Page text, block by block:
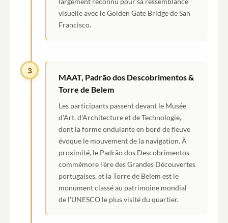
visuelle avec le Golden Gate Bridge de San
Francisco.
3
MAAT, Padrão dos Descobrimentos &
Torre de Belem
Les participants passent devant le Musée
d'Art, d'Architecture et de Technologie,
dont la forme ondulante en bord de fleuve
évoque le mouvement de la navigation. À
proximité, le Padrão dos Descobrimentos
commémore l'ère des Grandes Découvertes
portugaises, et la Torre de Belem est le
monument classé au patrimoine mondial
de l'UNESCO le plus visité du quartier.